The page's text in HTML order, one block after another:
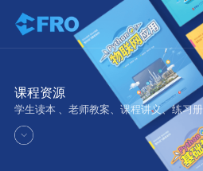
课程资源
学生读本 、老师教案、课程讲义、练习册